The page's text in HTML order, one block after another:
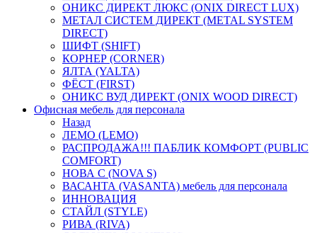
ОНИКС ДИРЕКТ ЛЮКС (ONIX DIRECT LUX)
МЕТАЛ СИСТЕМ ДИРЕКТ (METAL SYSTEM
DIRECT)
ШИФТ (SHIFT)
КОРНЕР (CORNER)
ЯЛТА (YALTA)
ФЁСТ (FIRST)
ОНИКС ВУД ДИРЕКТ (ONIX WOOD DIRECT)
Офисная мебель для персонала
Назад
ЛЕМО (LEMO)
РАСПРОДАЖА!!! ПАБЛИК КОМФОРТ (PUBLIC
COMFORT)
НОВА С (NOVA S)
ВАСАНТА (VASANTA) мебель для персонала
ИННОВАЦИЯ
СТАЙЛ (STYLE)
РИВА (RIVA)